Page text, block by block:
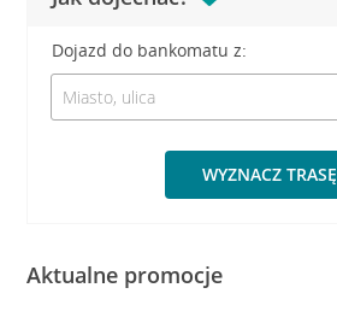
Dojazd do bankomatu z:
WYZNACZ TRASĘ
Aktualne promocje